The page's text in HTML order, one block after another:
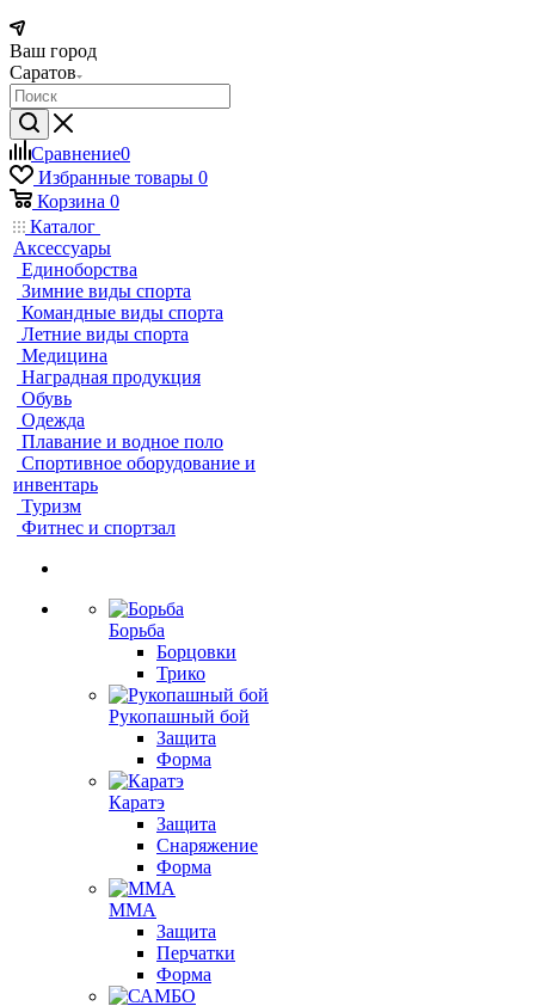
Ваш город
Саратов
Сравнение0
Избранные товары 0
Корзина 0
Каталог
Аксессуары
Единоборства
Зимние виды спорта
Командные виды спорта
Летние виды спорта
Медицина
Наградная продукция
Обувь
Одежда
Плавание и водное поло
Спортивное оборудование и
инвентарь
Туризм
Фитнес и спортзал
Борьба
Борцовки
Трико
Рукопашный бой
Защита
Форма
Каратэ
Защита
Снаряжение
Форма
ММА
Защита
Перчатки
Форма